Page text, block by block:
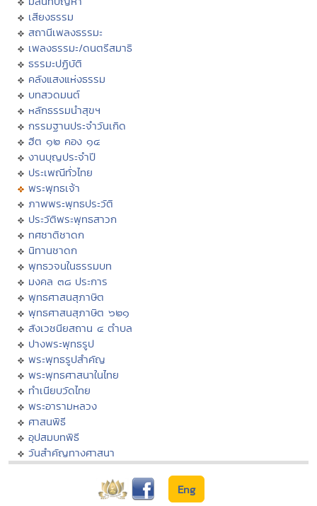
เสียงธรรม
สถานีเพลงธรรมะ
เพลงธรรมะ/ดนตรีสมาธิ
ธรรมะปฏิบัติ
คลังแสงแห่งธรรม
บทสวดมนต์
หลักธรรมนำสุขฯ
กรรมฐานประจำวันเกิด
ฮีต ๑๒ คอง ๑๔
งานบุญประจำปี
ประเพณีทั่วไทย
พระพุทธเจ้า
ภาพพระพุทธประวัติ
ประวัติพระพุทธสาวก
ทศชาติชาดก
นิทานชาดก
พุทธวจนในธรรมบท
มงคล ๓๘ ประการ
พุทธศาสนสุภาษิต
พุทธศาสนสุภาษิต ๖๒๑
สังเวชนียสถาน ๔ ตำบล
ปางพระพุทธรูป
พระพุทธรูปสำคัญ
พระพุทธศาสนาในไทย
ทำเนียบวัดไทย
พระอารามหลวง
ศาสนพิธี
อุปสมบทพิธี
วันสำคัญทางศาสนา
Eng